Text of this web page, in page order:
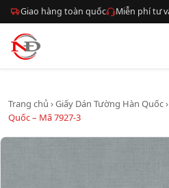
Giao hàng toàn quốc Miễn phí tư
Trang chủ ›Giấy Dán Tường Hàn Quốc›
Quốc – Mã 7927-3